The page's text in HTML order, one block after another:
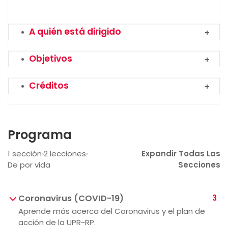
A quién está dirigido
Objetivos
Créditos
Programa
1 sección 2 lecciones
De por vida
Expandir Todas Las
Secciones
Coronavirus (COVID-19)
Aprende más acerca del Coronavirus y el plan de
acción de la UPR-RP.
3